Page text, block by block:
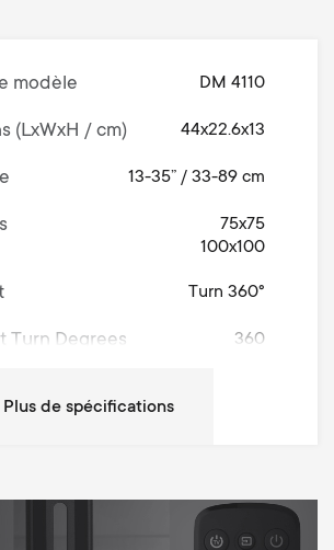
modèle DM 4110
(LxWxH / cm) 44x22.6x13
13-35” / 33-89 cm
75x75
100x100
Turn 360°
Turn Degrees 360